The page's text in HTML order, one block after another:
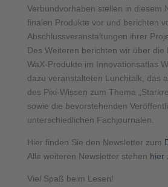
Verbundvorhaben stellen in diesem
finalen Produkte vor und berichten
Abschlussveranstaltungen ihrer
Des Weiteren berichten wir über die
WaX-Produkte im Innovationsatlas
dazu veranstalteten Lunchtalk, das
des Pixi-Wissen zum Thema
sowie die bevorstehenden
unterschiedlichen Fachjournalen.
Hier finden Sie den Newsletter zum
Alle weiteren Newsletter stehen hier
Viel Spaß beim Lesen!